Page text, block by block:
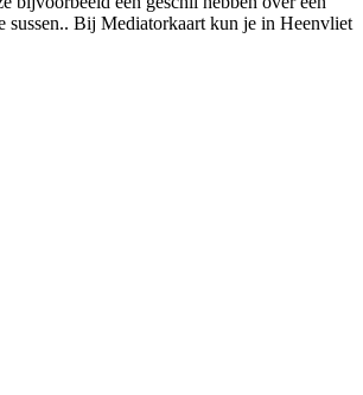
sussen.. Bij Mediatorkaart kun je in Heenvliet